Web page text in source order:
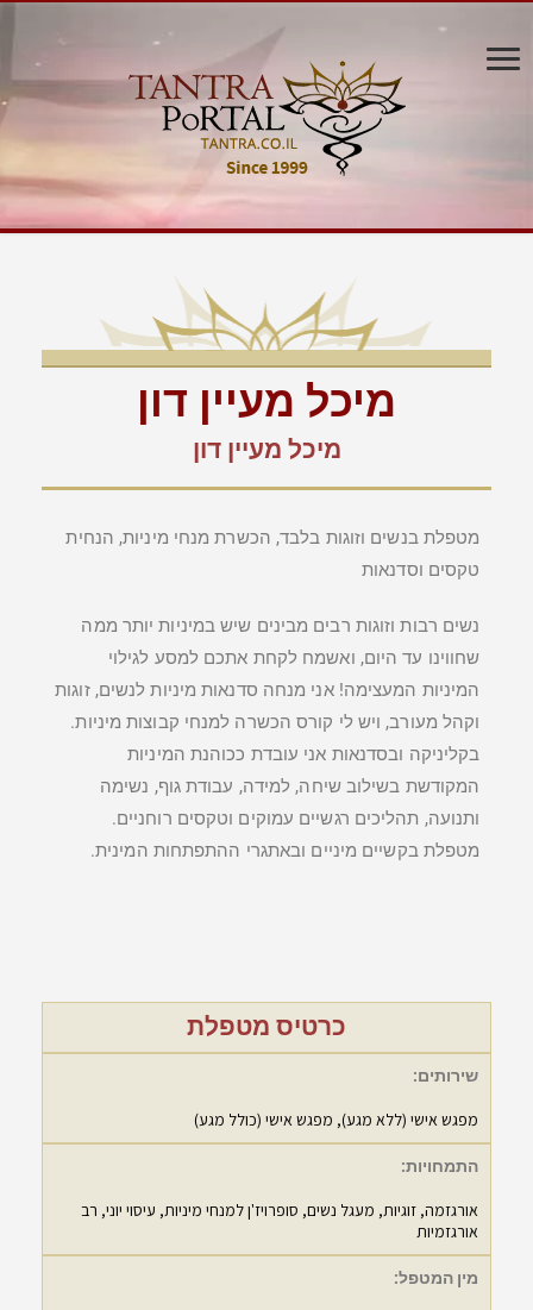
מיכל מעיין דון
מיכל מעיין דון
מטפלת בנשים וזוגות בלבד, הכשרת מנחי מיניות, הנחית
טקסים וסדנאות
נשים רבות וזוגות רבים מבינים שיש במיניות יותר ממה
שחווינו עד היום, ואשמח לקחת אתכם למסע לגילוי
המיניות המעצימה! אני מנחה סדנאות מיניות לנשים, זוגות
וקהל מעורב, ויש לי קורס הכשרה למנחי קבוצות מיניות.
בקליניקה ובסדנאות אני עובדת ככוהנת המיניות
המקודשת בשילוב שיחה, למידה, עבודת גוף, נשימה
ותנועה, תהליכים רגשיים עמוקים וטקסים רוחניים.
מטפלת בקשיים מיניים ובאתגרי ההתפתחות המינית.
כרטיס מטפלת
שירותים:
מפגש אישי (ללא מגע), מפגש אישי (כולל מגע)
התמחויות:
אורגזמה, זוגיות, מעגל נשים, סופרויז'ן למנחי מיניות, עיסוי יוני, רב
אורגזמיות
מין המטפל: